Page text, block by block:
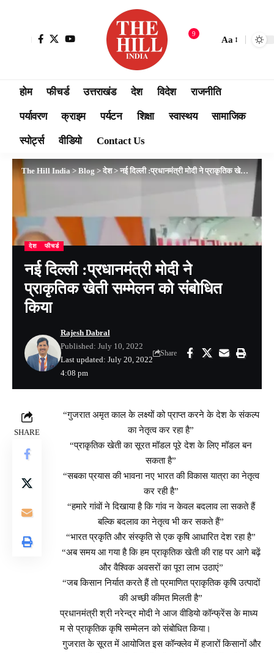
9
Aa
होम फीचर्ड उत्तराखंड देश विदेश राजनीति
पर्यावरण क्राइम पर्यटन शिक्षा स्वास्थय सामाजिक
स्पोर्ट्स वीडियो Contact Us
The Hill India>Blog>देश>नई दिल्ली :प्रधानमंत्री मोदी ने प्राकृतिक खेती सम्मेलन को संबोधित किया
देश फीचर्ड
नई दिल्ली :प्रधानमंत्री मोदी ने
प्राकृतिक खेती सम्मेलन को संबोधित
किया
Last updated: July 20, 2022
4:08 pm
Rajesh Dabral
Published: July 10, 2022
Share
SHARE
“गुजरात अमृत काल के लक्ष्यों को प्राप्त करने के देश के संकल्प
का नेतृत्व कर रहा है”
“प्राकृतिक खेती का सूरत मॉडल पूरे देश के लिए मॉडल बन
सकता है”
“सबका प्रयास की भावना नए भारत की विकास यात्रा का नेतृत्व
कर रही है”
“हमारे गांवों ने दिखाया है कि गांव न केवल बदलाव ला सकते हैं
बल्कि बदलाव का नेतृत्व भी कर सकते हैं”
“भारत प्रकृति और संस्कृति से एक कृषि आधारित देश रहा है”
“अब समय आ गया है कि हम प्राकृतिक खेती की राह पर आगे बढ़ें
और वैश्विक अवसरों का पूरा लाभ उठाएं”
“जब किसान निर्यात करते हैं तो प्रमाणित प्राकृतिक कृषि उत्पादों
की अच्छी कीमत मिलती है”
प्रधानमंत्री श्री नरेन्‍द्र मोदी ने आज वीडियो कॉन्‍फ्रेंस के माध्‍य
म से प्राकृतिक कृषि सम्‍‍मेलन को संबोधित किया।
गुजरात के सूरत में आयोजित इस कॉन्क्लेव में हजारों किसानों और